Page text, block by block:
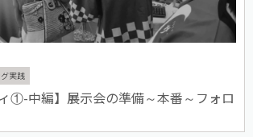
実践
ィ①-中編】展示会の準備～本番～フォロ